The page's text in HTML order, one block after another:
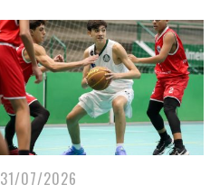
31/07/2026